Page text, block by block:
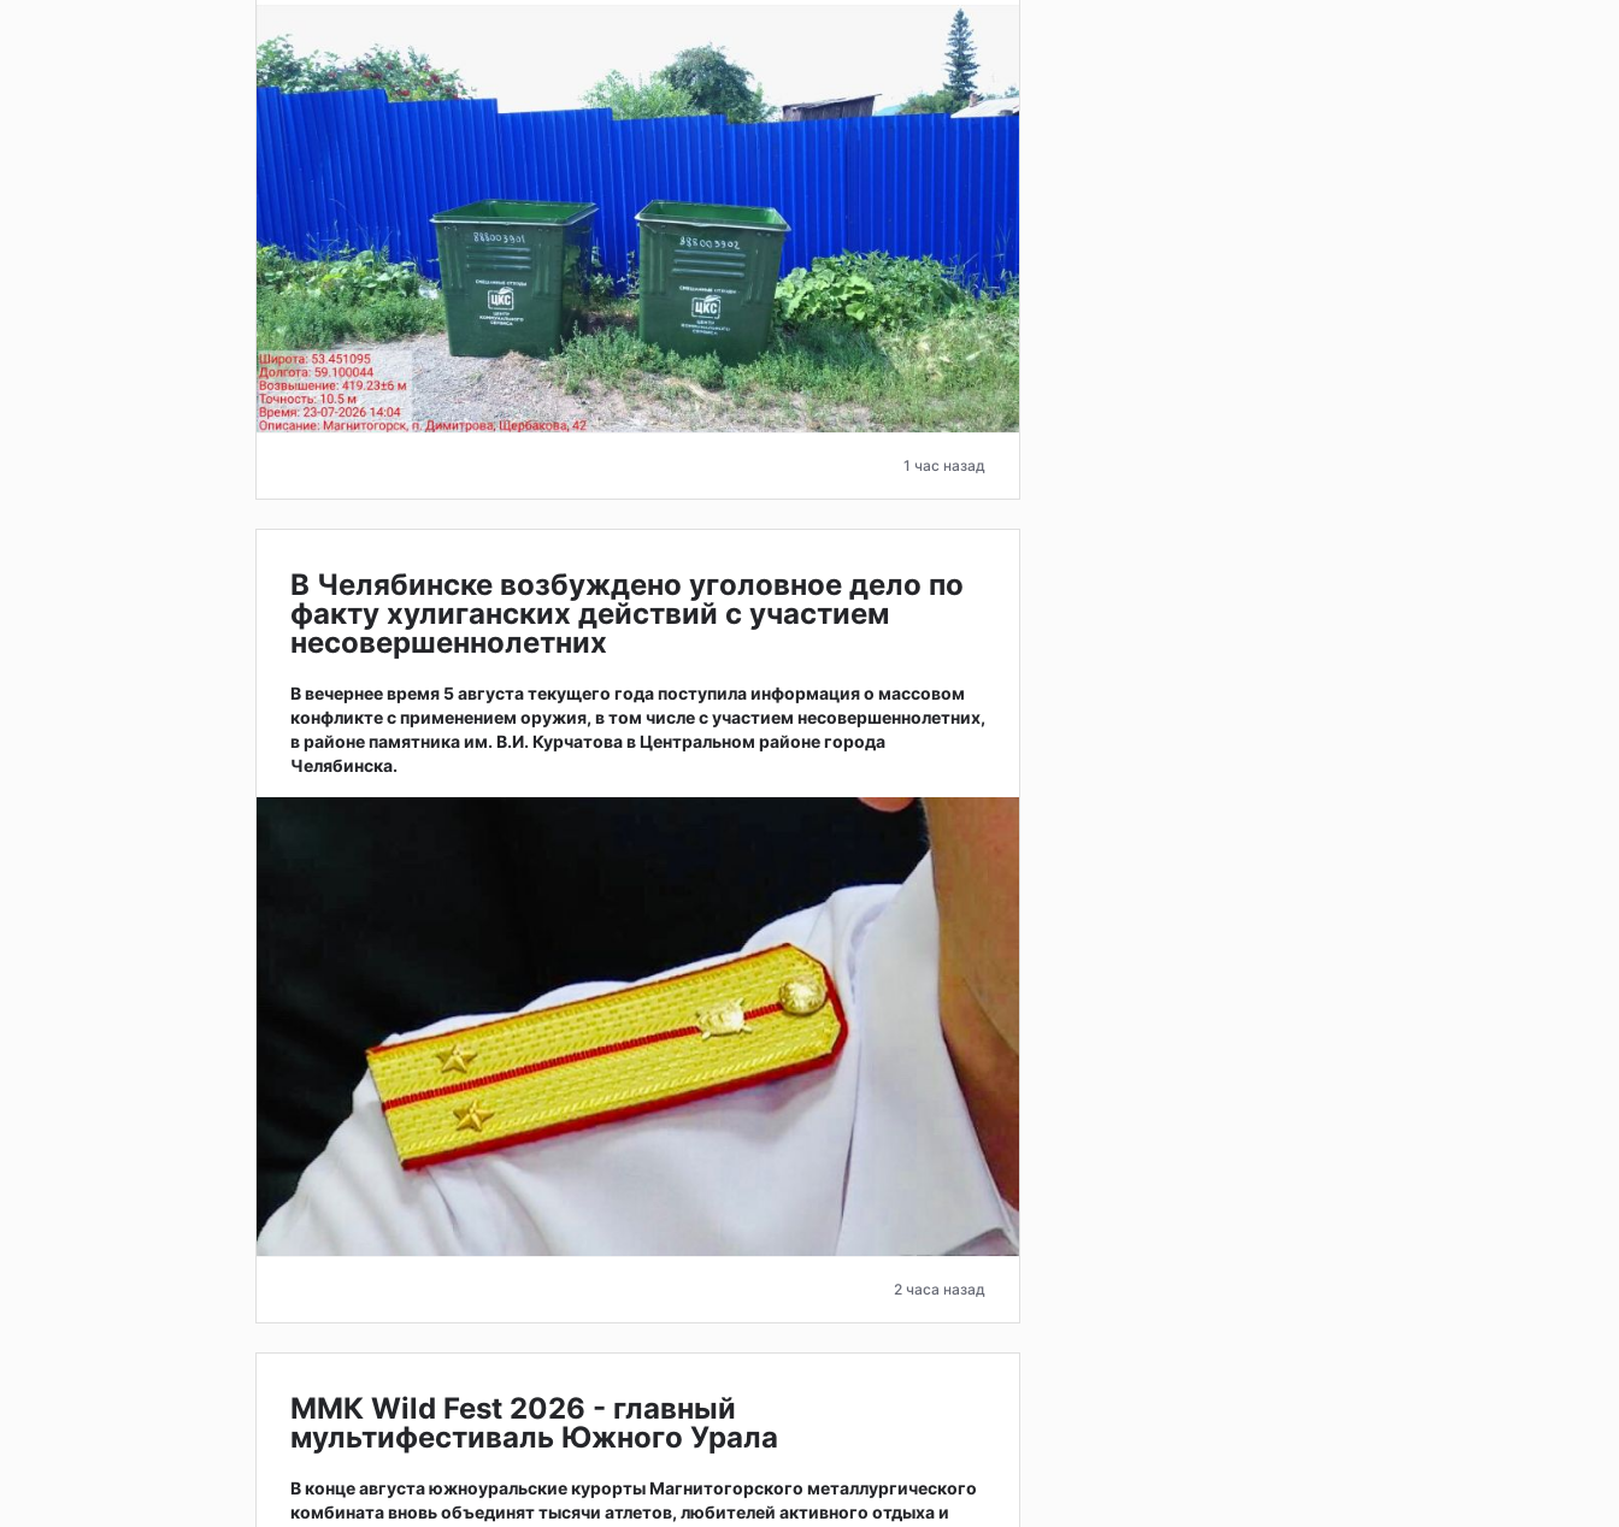
1 час назад
В Челябинске возбуждено уголовное дело по
факту хулиганских действий с участием
несовершеннолетних
В вечернее время 5 августа текущего года поступила информация о массовом
конфликте с применением оружия, в том числе с участием несовершеннолетних,
в районе памятника им. В.И. Курчатова в Центральном районе города
Челябинска.
2 часа назад
ММК Wild Fest 2026 - главный
мультифестиваль Южного Урала
В конце августа южноуральские курорты Магнитогорского металлургического
комбината вновь объединят тысячи атлетов, любителей активного отдыха и